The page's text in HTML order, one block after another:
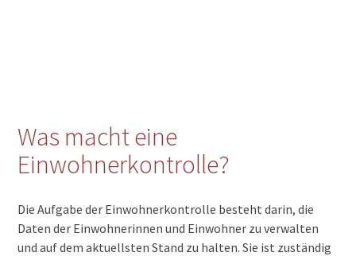
Was macht eine
Einwohnerkontrolle?
Die Aufgabe der Einwohnerkontrolle besteht darin, die
Daten der Einwohnerinnen und Einwohner zu verwalten
und auf dem aktuellsten Stand zu halten. Sie ist zuständig